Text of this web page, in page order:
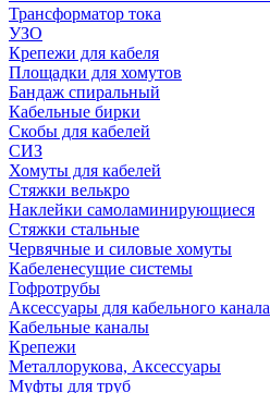
Трансформатор тока
УЗО
Крепежи для кабеля
Площадки для хомутов
Бандаж спиральный
Кабельные бирки
Cкобы для кабелей
СИЗ
Хомуты для кабелей
Стяжки велькро
Наклейки самоламинирующиеся
Стяжки стальные
Червячные и силовые хомуты
Кабеленесущие системы
Гофротрубы
Аксессуары для кабельного канала
Кабельные каналы
Крепежи
Металлорукова, Аксессуары
Муфты для труб